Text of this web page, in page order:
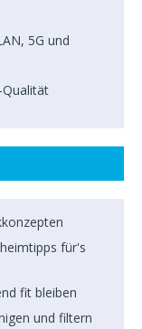
5G und
Qualität